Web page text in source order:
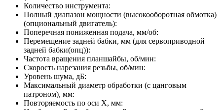
Количество инструмента:
Полный диапазон мощности (высокооборотная обмотка)
(опциональный двигатель):
Поперечная пониженная подача, мм/об:
Перемещение задней бабки, мм (для сервоприводной
задней бабки(опц)):
Частота вращения планшайбы, об/мин:
Скорость нарезания резьбы, об/мин:
Уровень шума, дБ:
Максимальный диаметр обработки (с цанговым
патроном), мм:
Повторяемость по оси X, мм: